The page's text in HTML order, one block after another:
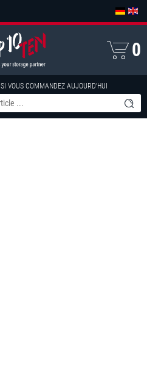
SI VOUS COMMANDEZ AUJOURD'HUI
0